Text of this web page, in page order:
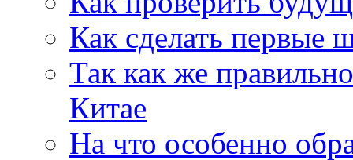
Как сделать первые
Так как же
Китае
На что особенно